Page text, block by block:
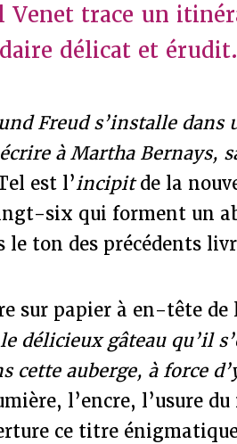
Venet trace un
délicat et érudit.
Freud s’installe dans
à Martha Bernays,
est l’incipitde la
six qui forment un
ton des précédents
sur papier à en-tête
délicieux gâteau qu’il
cette auberge, à force
l’encre, l’usure
ce titre